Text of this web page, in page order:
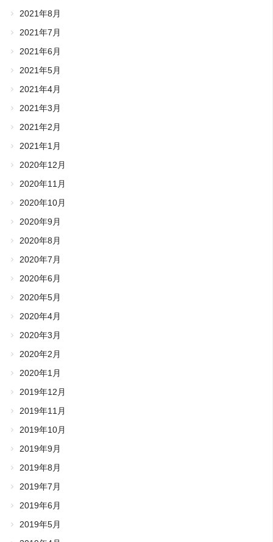
2021年8月
2021年7月
2021年6月
2021年5月
2021年4月
2021年3月
2021年2月
2021年1月
2020年12月
2020年11月
2020年10月
2020年9月
2020年8月
2020年7月
2020年6月
2020年5月
2020年4月
2020年3月
2020年2月
2020年1月
2019年12月
2019年11月
2019年10月
2019年9月
2019年8月
2019年7月
2019年6月
2019年5月